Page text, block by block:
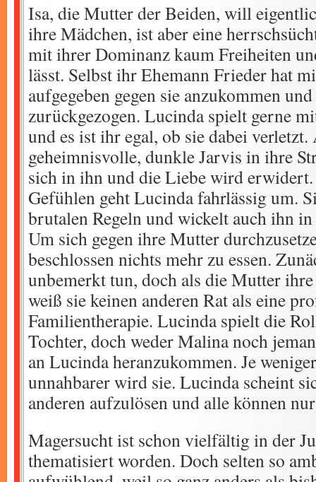
Isa, die Mutter der Beiden, will
ihre Mädchen, ist aber eine
mit ihrer Dominanz kaum Freiheiten
lässt. Selbst ihr Ehemann Frieder hat
aufgegeben gegen sie anzukommen
zurückgezogen. Lucinda spielt gerne
und es ist ihr egal, ob sie dabei verletzt.
geheimnisvolle, dunkle Jarvis in ihre
sich in ihn und die Liebe wird
Gefühlen geht Lucinda fahrlässig um.
brutalen Regeln und wickelt auch ihn
Um sich gegen ihre Mutter
beschlossen nichts mehr zu essen.
unbemerkt tun, doch als die Mutter
weiß sie keinen anderen Rat als eine
Familientherapie. Lucinda spielt die
Tochter, doch weder Malina noch
an Lucinda heranzukommen. Je
unnahbarer wird sie. Lucinda scheint
anderen aufzulösen und alle können
Magersucht ist schon vielfältig in der
thematisiert worden. Doch selten so